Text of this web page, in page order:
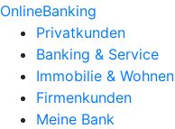
OnlineBanking
Privatkunden
Banking & Service
Immobilie & Wohnen
Firmenkunden
Meine Bank